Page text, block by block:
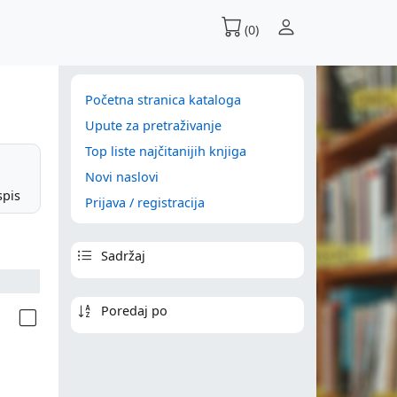
(0)
Početna stranica kataloga
Upute za pretraživanje
Top liste najčitanijih knjiga
Novi naslovi
Prijava / registracija
Sadržaj
Poredaj po